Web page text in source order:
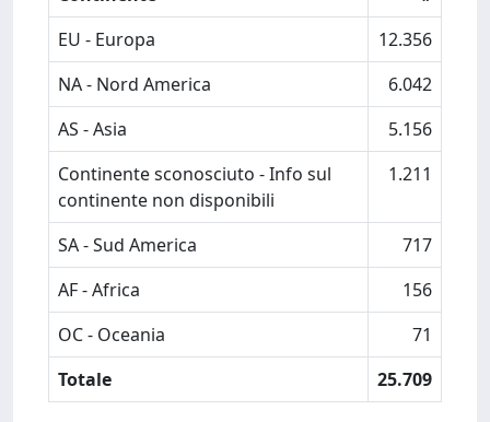
EU - Europa
12.356
NA - Nord America
6.042
AS - Asia
5.156
Continente sconosciuto - Info sul
continente non disponibili
1.211
SA - Sud America
717
AF - Africa
156
OC - Oceania
71
Totale
25.709